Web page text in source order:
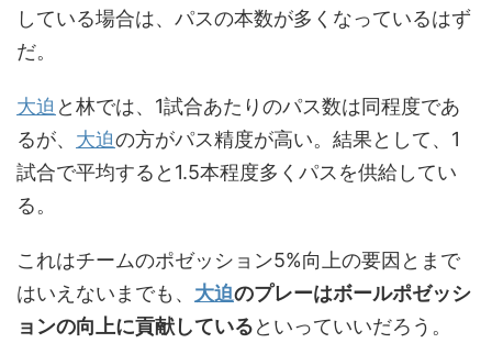
している場合は、パスの本数が多くなっているはず
だ。
大迫 と林では、1試合あたりのパス数は同程度であ
るが、 大迫の方がパス精度が高い。結果として、1
試合で平均すると1.5本程度多くパスを供給してい
る。
これはチームのポゼッション5%向上の要因とまで
はいえないまでも、 大迫のプレーはボールポゼッシ
ョンの向上に貢献しているといっていいだろう。